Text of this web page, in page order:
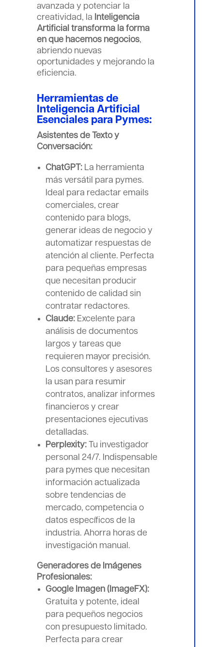
avanzada y potenciar la
creatividad, la Inteligencia
Artificial transforma la forma
en que hacemos negocios,
abriendo nuevas
oportunidades y mejorando la
eficiencia.
Herramientas de
Inteligencia Artificial
Esenciales para Pymes:
Asistentes de Texto y
Conversación:
ChatGPT: La herramienta
más versátil para pymes.
Ideal para redactar emails
comerciales, crear
contenido para blogs,
generar ideas de negocio y
automatizar respuestas de
atención al cliente. Perfecta
para pequeñas empresas
que necesitan producir
contenido de calidad sin
contratar redactores.
Claude: Excelente para
análisis de documentos
largos y tareas que
requieren mayor precisión.
Los consultores y asesores
la usan para resumir
contratos, analizar informes
financieros y crear
presentaciones ejecutivas
detalladas.
Perplexity: Tu investigador
personal 24/7. Indispensable
para pymes que necesitan
información actualizada
sobre tendencias de
mercado, competencia o
datos específicos de la
industria. Ahorra horas de
investigación manual.
Generadores de Imágenes
Profesionales:
Google Imagen (ImageFX):
Gratuita y potente, ideal
para pequeños negocios
con presupuesto limitado.
Perfecta para crear